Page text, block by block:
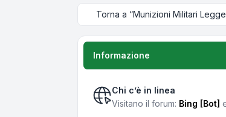
Torna a “Munizioni Militari
Informazione
Chi c’è in linea
Visitano il forum: Bing [Bot]